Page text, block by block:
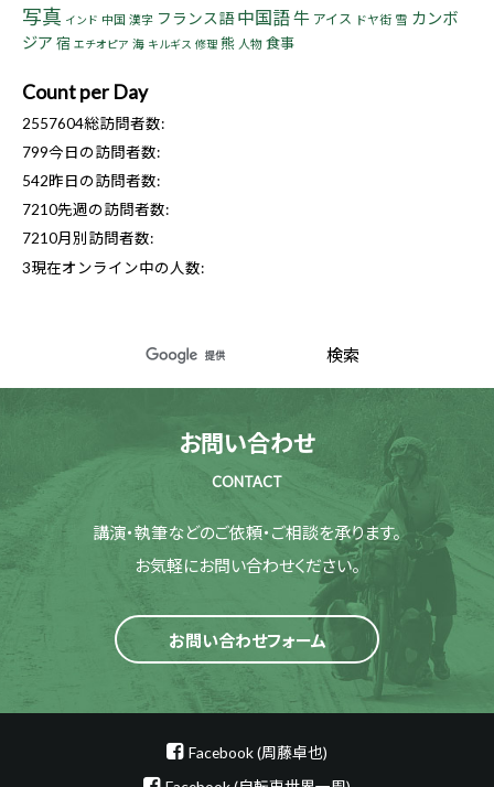
写真 インド 中国 漢字 フランス語 中国語牛 アイス ドヤ街 雪 カンボ
ジア 宿 エチオピア 海 キルギス 修理 熊 人物 食事
Count per Day
2557604総訪問者数:
799今日の訪問者数:
542昨日の訪問者数:
7210先週の訪問者数:
7210月別訪問者数:
3現在オンライン中の人数:
お問い合わせ
CONTACT
講演・執筆などのご依頼・ご相談を承ります。
お気軽にお問い合わせください。
お問い合わせフォーム
Facebook (周藤卓也)